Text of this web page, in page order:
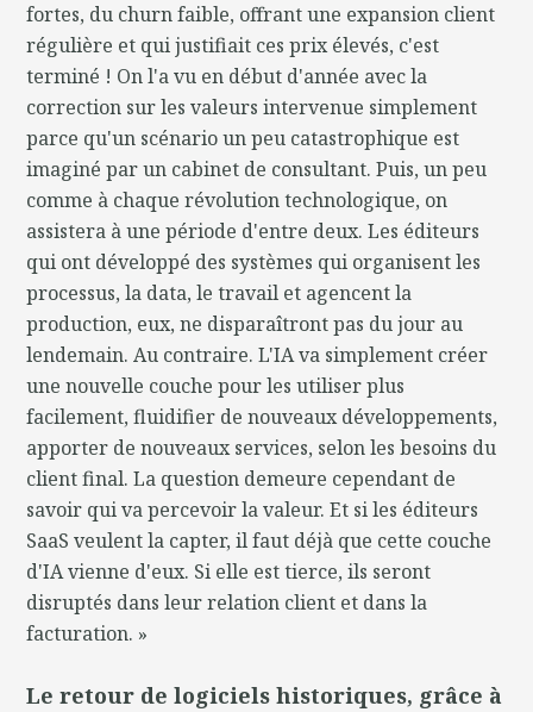
fortes, du churn faible, offrant une expansion client
régulière et qui justifiait ces prix élevés, c'est
terminé ! On l'a vu en début d'année avec la
correction sur les valeurs intervenue simplement
parce qu'un scénario un peu catastrophique est
imaginé par un cabinet de consultant. Puis, un peu
comme à chaque révolution technologique, on
assistera à une période d'entre deux. Les éditeurs
qui ont développé des systèmes qui organisent les
processus, la data, le travail et agencent la
production, eux, ne disparaîtront pas du jour au
lendemain. Au contraire. L'IA va simplement créer
une nouvelle couche pour les utiliser plus
facilement, fluidifier de nouveaux développements,
apporter de nouveaux services, selon les besoins du
client final. La question demeure cependant de
savoir qui va percevoir la valeur. Et si les éditeurs
SaaS veulent la capter, il faut déjà que cette couche
d'IA vienne d'eux. Si elle est tierce, ils seront
disruptés dans leur relation client et dans la
facturation. »
Le retour de logiciels historiques, grâce à